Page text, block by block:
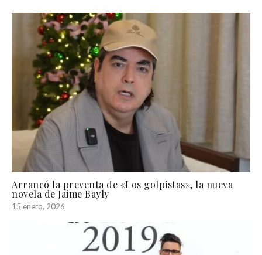
Arrancó la preventa de «Los golpistas», la nueva
novela de Jaime Bayly
15 enero, 2026